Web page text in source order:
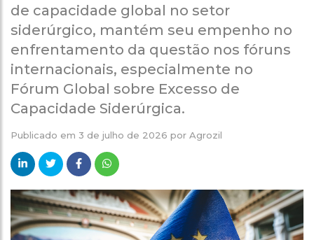
de capacidade global no setor
siderúrgico, mantém seu empenho no
enfrentamento da questão nos fóruns
internacionais, especialmente no
Fórum Global sobre Excesso de
Capacidade Siderúrgica.
Publicado em 3 de julho de 2026 por Agrozil